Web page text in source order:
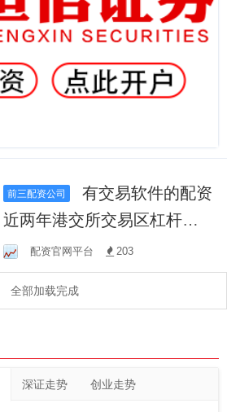
前三配资公司
有交易软件的配资
近两年港交所交易区杠杆融
资炒股的因子有效性回测跟
踪群体行为反
配资官网平台 203
全部加载完成
深证走势 创业走势